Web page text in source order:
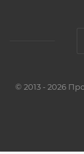
© 2013 - 2026